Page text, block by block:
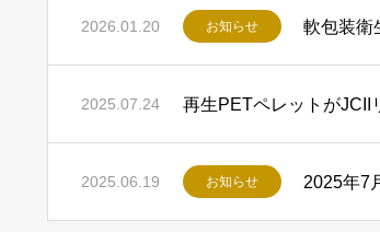
2026.01.20 お知らせ 軟包装衛
2025.07.24 再生PETペレットがJCII
2025.06.19 お知らせ 2025年7